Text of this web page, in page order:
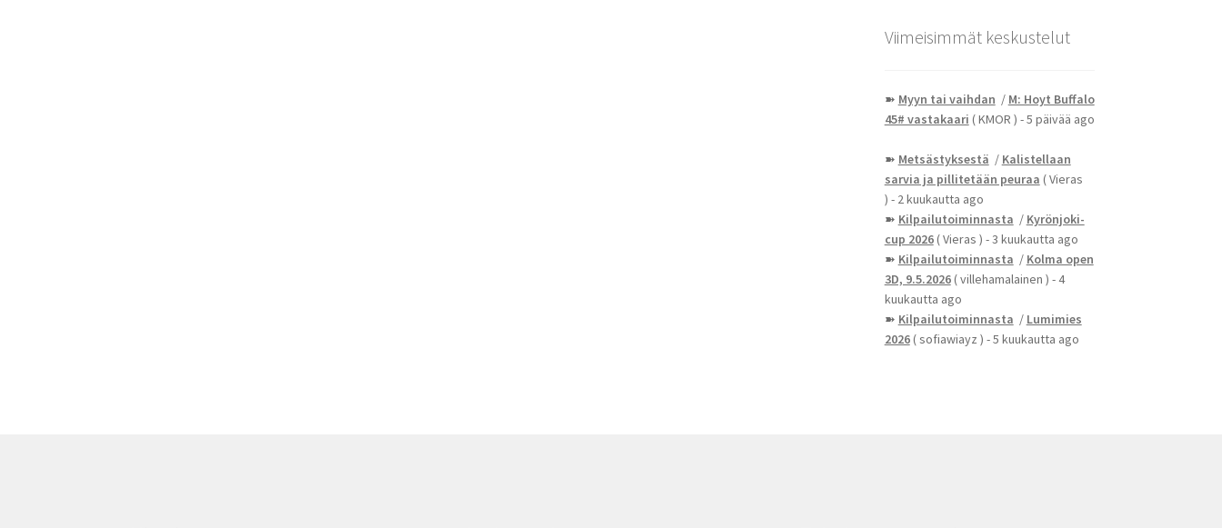
Viimeisimmät keskustelut
➽ Myyn tai vaihdan / M: Hoyt Buffalo
45# vastakaari ( KMOR ) - 5 päivää ago
➽ Metsästyksestä / Kalistellaan
sarvia ja pillitetään peuraa ( Vieras
) - 2 kuukautta ago
➽ Kilpailutoiminnasta / Kyrönjoki-
cup 2026( Vieras ) - 3 kuukautta ago
➽ Kilpailutoiminnasta / Kolma open
3D, 9.5.2026( villehamalainen ) - 4
kuukautta ago
➽ Kilpailutoiminnasta / Lumimies
2026( sofiawiayz ) - 5 kuukautta ago